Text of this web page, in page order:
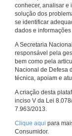
conhecer, analisar e
solução dos
se identificar
dados e
A Secretaria
responsável pela
bem como pela
Nacional de Defesa
técnica, apoiam e
A criação desta
inciso V da Lei
7.963/2013.
Clique aqui para
Consumidor.